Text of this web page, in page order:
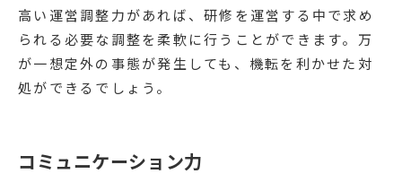
高い運営調整力があれば、研修を運営する中で求め
られる必要な調整を柔軟に行うことができます。万
が一想定外の事態が発生しても、機転を利かせた対
処ができるでしょう。
コミュニケーション力